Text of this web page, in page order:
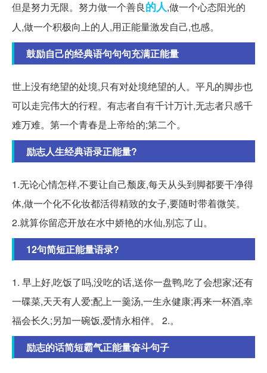
但是努力无限。努力做一个善良的人,做一个心态阳光的
人,做一个积极向上的人,用正能量激发自己,也感。
鼓励自己的经典语句句句充满正能量
世上没有绝望的处境,只有对处境绝望的人。平凡的脚步也
可以走完伟大的行程。有志者自有千计万计,无志者只感千
难万难。第一个青春是上帝给的;第二个。
励志人生经典语录正能量?
1.无论心情怎样,不要让自己颓废,每天从头到脚都要干净得
体,做一个化不化妆都活得精致的女子,要随时带着微笑。
2.就算你留恋开放在水中娇艳的水仙,别忘了山。
12句简短正能量语录?
1. 早上好,吃饭了吗,没吃的话,送你一盘鸭,吃了会想家;还有
一碟菜,天天有人爱;配上一羹汤,一生永健康;再来一杯酒,幸
福会长久;另加一碗饭,爱情永相伴。 2.。
励志的话简短霸气正能量奋斗句子